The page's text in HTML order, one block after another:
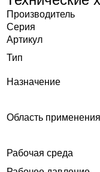
Производитель
Серия
Артикул
Тип
Назначение
Область применения
Рабочая среда